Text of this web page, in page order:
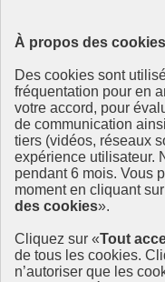
À propos des cookies
Des cookies sont
fréquentation pour en
votre accord, pour
de communication
tiers (vidéos, réseaux
expérience utilisateur.
pendant 6 mois. Vous
moment en cliquant
des cookies».
Cliquez sur «Tout
de tous les cookies.
n’autoriser que les
Ressources
Ressources
La Méth’ODD
Gouvernement
Ce site propose
2030 et la feuille de route
tous les acteurs.
info.gouv.fr- ouvre
service-public.fr -
legifrance.gouv.fr-